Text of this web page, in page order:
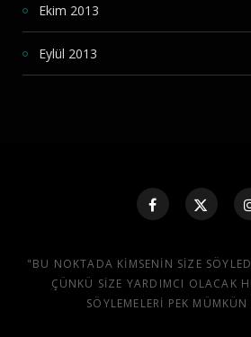
Ekim 2013
Eylül 2013
"BU NOKTADA KIMSENIN SIZE
ÇÜNKÜ SIZE YARDIMCI OLACAK
SÖYLEMELERI PEK